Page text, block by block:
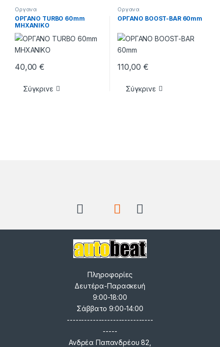
Οργανα
ΟΡΓΑΝΟ TURBO 60mm
MHXANIKO
40,00€
Σύγκρινε
Οργανα
ΟΡΓΑΝΟ BOOST-BAR 60mm
110,00€
Σύγκρινε
Πληροφορίες
Δευτέρα-Παρασκευή
9:00-18:00
Σάββατο 9:00-14:00
------------------------------
-----
Ανδρέα Παπανδρέου 82,